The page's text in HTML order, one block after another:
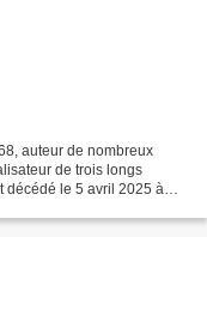
auteur de nombreux
de trois longs
décédé le 5 avril 2025 à